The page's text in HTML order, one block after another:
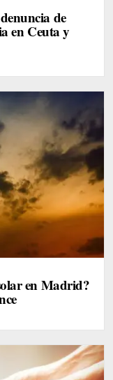
de
en Ceuta y
en Madrid?